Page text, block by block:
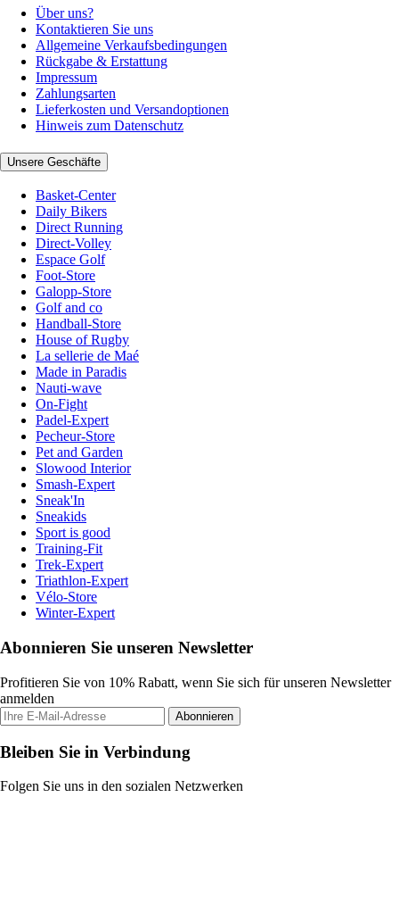
Über uns?
Kontaktieren Sie uns
Allgemeine Verkaufsbedingungen
Rückgabe & Erstattung
Impressum
Zahlungsarten
Lieferkosten und Versandoptionen
Hinweis zum Datenschutz
Unsere Geschäfte
Basket-Center
Daily Bikers
Direct Running
Direct-Volley
Espace Golf
Foot-Store
Galopp-Store
Golf and co
Handball-Store
House of Rugby
La sellerie de Maé
Made in Paradis
Nauti-wave
On-Fight
Padel-Expert
Pecheur-Store
Pet and Garden
Slowood Interior
Smash-Expert
Sneak'In
Sneakids
Sport is good
Training-Fit
Trek-Expert
Triathlon-Expert
Vélo-Store
Winter-Expert
Abonnieren Sie unseren Newsletter
Profitieren Sie von 10% Rabatt, wenn Sie sich für unseren Newsletter
anmelden
Abonnieren
Bleiben Sie in Verbindung
Folgen Sie uns in den sozialen Netzwerken